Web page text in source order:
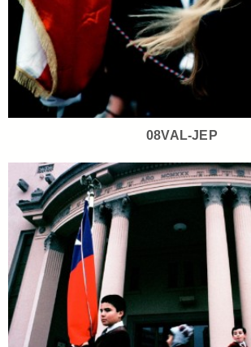
08VAL-JEP